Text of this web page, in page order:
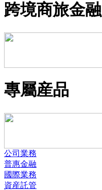
跨境商旅金融
專屬産品
公司業務
普惠金融
國際業務
資産託管